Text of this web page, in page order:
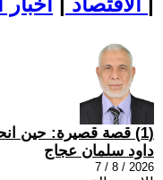
(1) قصة قصيرة: حين انحنت العصا
داود سلمان عجاج
2026 / 8 / 7